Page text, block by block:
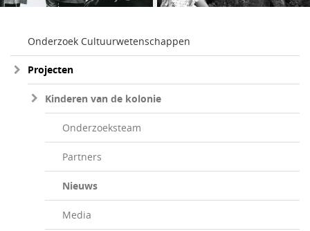
Onderzoek Cultuurwetenschappen
Projecten
Kinderen van de kolonie
Onderzoeksteam
Partners
Nieuws
Media